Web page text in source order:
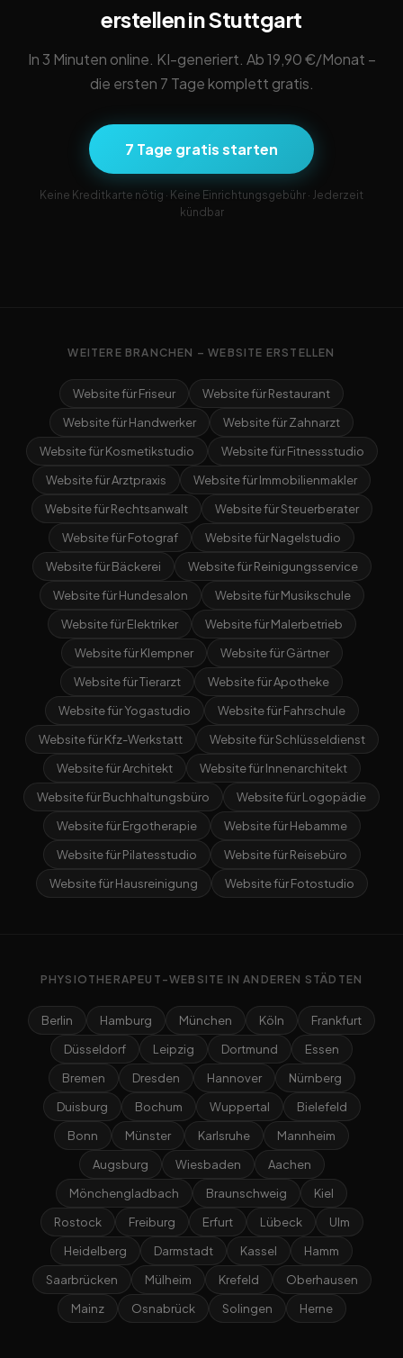
erstellen in Stuttgart
In 3 Minuten online. KI-generiert. Ab 19,90 €/Monat –
die ersten 7 Tage komplett gratis.
7 Tage gratis starten
Keine Kreditkarte nötig · Keine Einrichtungsgebühr · Jederzeit
kündbar
WEITERE BRANCHEN – WEBSITE ERSTELLEN
Website für Friseur
Website für Restaurant
Website für Handwerker
Website für Zahnarzt
Website für Kosmetikstudio
Website für Fitnessstudio
Website für Arztpraxis
Website für Immobilienmakler
Website für Rechtsanwalt
Website für Steuerberater
Website für Fotograf
Website für Nagelstudio
Website für Bäckerei
Website für Reinigungsservice
Website für Hundesalon
Website für Musikschule
Website für Elektriker
Website für Malerbetrieb
Website für Klempner
Website für Gärtner
Website für Tierarzt
Website für Apotheke
Website für Yogastudio
Website für Fahrschule
Website für Kfz-Werkstatt
Website für Schlüsseldienst
Website für Architekt
Website für Innenarchitekt
Website für Buchhaltungsbüro
Website für Logopädie
Website für Ergotherapie
Website für Hebamme
Website für Pilatesstudio
Website für Reisebüro
Website für Hausreinigung
Website für Fotostudio
PHYSIOTHERAPEUT-WEBSITE IN ANDEREN STÄDTEN
Berlin Hamburg München Köln
Frankfurt
Düsseldorf
Leipzig Dortmund
Essen
Bremen
Dresden Hannover
Nürnberg
Duisburg
Bochum Wuppertal
Bielefeld
Bonn
Münster Karlsruhe
Mannheim
Augsburg
Wiesbaden
Aachen
Mönchengladbach
Braunschweig
Kiel
Rostock
Freiburg Erfurt Lübeck
Ulm
Heidelberg
Darmstadt Kassel
Hamm
Saarbrücken
Mülheim Krefeld
Oberhausen
Mainz
Osnabrück Solingen Herne